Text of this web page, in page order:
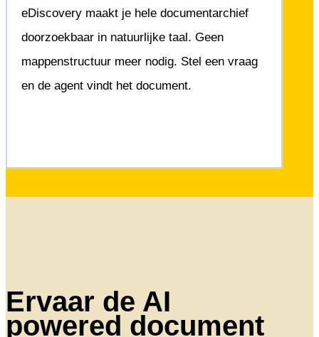
eDiscovery maakt je hele documentarchief
doorzoekbaar in natuurlijke taal. Geen
mappenstructuur meer nodig. Stel een vraag
en de agent vindt het document.
Ervaar de AI
powered document